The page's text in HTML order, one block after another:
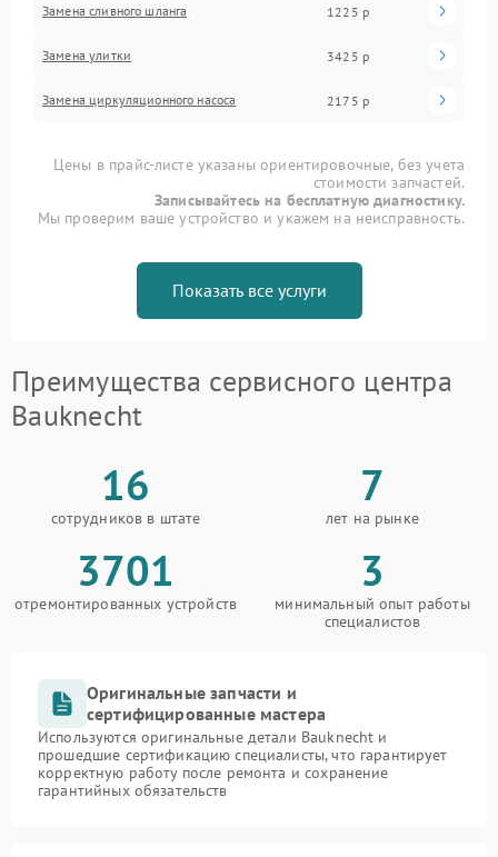
Замена сливного шланга 1225 р
Замена улитки 3425 р
Замена циркуляционного насоса 2175 р
Цены в прайс-листе указаны ориентировочные, без учета
стоимости запчастей.
Записывайтесь на бесплатную диагностику.
Мы проверим ваше устройство и укажем на неисправность.
Показать все услуги
Преимущества сервисного центра
Bauknecht
16
сотрудников в штате
7
лет на рынке
3701
отремонтированных устройств
3
минимальный опыт работы
специалистов
Оригинальные запчасти и
сертифицированные мастера
Используются оригинальные детали Bauknecht и
прошедшие сертификацию специалисты, что гарантирует
корректную работу после ремонта и сохранение
гарантийных обязательств